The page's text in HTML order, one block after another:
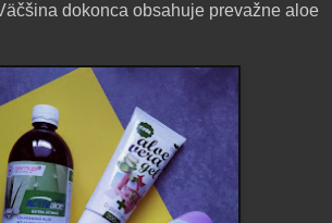
dokonca obsahuje prevažne aloe